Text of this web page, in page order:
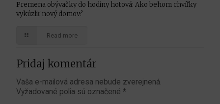
Premena obývačky do hodiny hotová: Ako behom chvíľky
vykúzliť nový domov?
Read more
Pridaj komentár
Vaša e-mailová adresa nebude zverejnená.
Vyžadované polia sú označené *